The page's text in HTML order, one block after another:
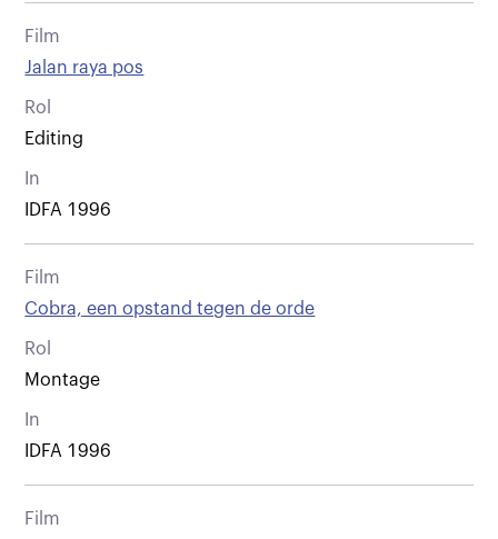
Film
Jalan raya pos
Rol
Editing
In
IDFA 1996
Film
Cobra, een opstand tegen de orde
Rol
Montage
In
IDFA 1996
Film